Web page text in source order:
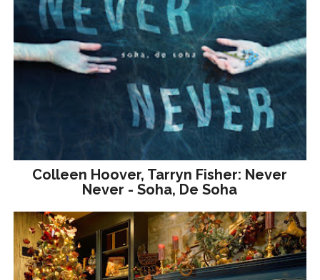
Colleen Hoover, Tarryn Fisher: Never
Never - Soha, De Soha